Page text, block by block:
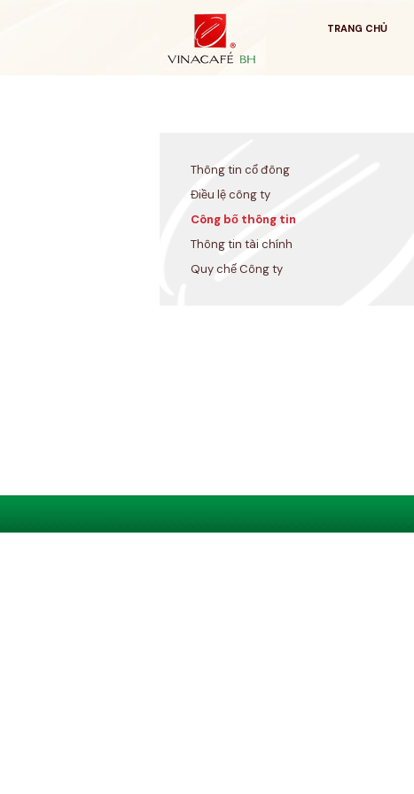
TRANG CHỦ
Thông tin cổ đông
Điều lệ công ty
Công bố thông tin
Thông tin tài chính
Quy chế Công ty